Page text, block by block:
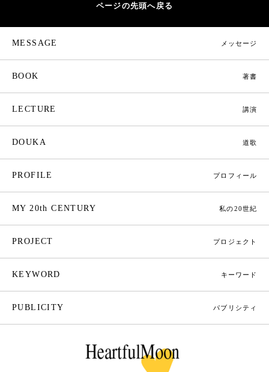
ページの先頭へ戻る
MESSAGE メッセージ
BOOK 著書
LECTURE 講演
DOUKA 道歌
PROFILE プロフィール
MY 20th CENTURY 私の20世紀
PROJECT プロジェクト
KEYWORD キーワード
PUBLICITY パブリシティ